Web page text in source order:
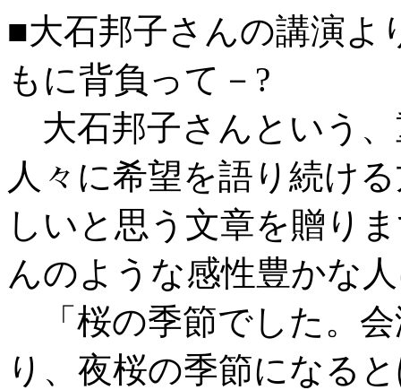
■大石邦子さんの講演よ
もに背負って－?
大石邦子さんという
人々に希望を語り続け
しいと思う文章を贈り
んのような感性豊かな
「桜の季節でした。
り、夜桜の季節になる